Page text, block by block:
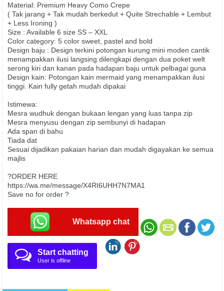
Material: Premium Heavy Como Crepe
( Tak jarang + Tak mudah berkedut + Quite Strechable + Lembut
+ Less Ironing )
Size : Available 6 size SS – XXL
Color category: 5 color sweet, pastel and bold
Design baju : Design terkini potongan kurung mini moden cantik
menampakkan ilusi langsing dilengkapi dengan dua poket welt
serong kiri dan kanan pada hadapan baju untuk pelbagai guna
Design kain: Potongan kain mermaid yang menampakkan ilusi
tinggi. Kain fully getah mudah dipakai
Istimewa:
Mesra wudhuk dengan bukaan lengan yang luas tanpa zip
Mesra menyusu dengan zip sembunyi di hadapan
Ada span di bahu
Tiada dat
Sesuai dijadikan pakaian harian dan mudah digayakan ke semua
majlis
?ORDER HERE
https://wa.me/message/X4RI6UHH7N7MA1
Save no for order ?
Whatsapp chat
Start chatting
User is offline